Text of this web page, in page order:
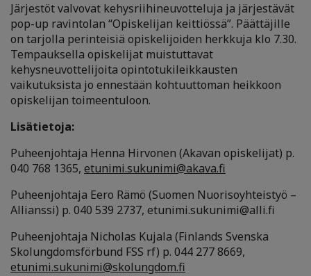
Järjestöt valvovat kehysriihineuvotteluja ja järjestävät
pop-up ravintolan “Opiskelijan keittiössä”. Päättäjille
on tarjolla perinteisiä opiskelijoiden herkkuja klo 7.30.
Tempauksella opiskelijat muistuttavat
kehysneuvottelijoita opintotukileikkausten
vaikutuksista jo ennestään kohtuuttoman heikkoon
opiskelijan toimeentuloon.
Lisätietoja:
Puheenjohtaja Henna Hirvonen (Akavan opiskelijat) p.
040 768 1365, etunimi.sukunimi@akava.fi
Puheenjohtaja Eero Rämö (Suomen Nuorisoyhteistyö –
Allianssi) p. 040 539 2737, etunimi.sukunimi@alli.fi
Puheenjohtaja Nicholas Kujala (Finlands Svenska
Skolungdomsförbund FSS rf) p. 044 277 8669,
etunimi.sukunimi@skolungdom.fi